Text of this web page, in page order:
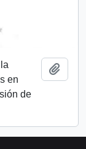
en
de